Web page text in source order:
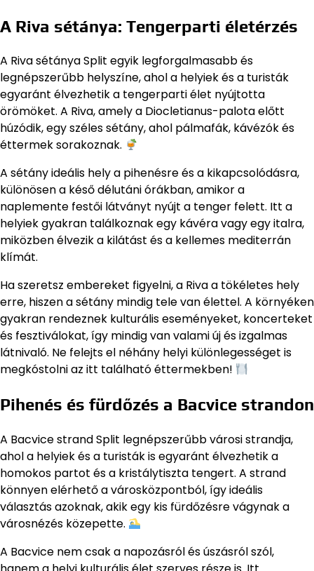
A Riva sétánya: Tengerparti életérzés
A Riva sétánya Split egyik legforgalmasabb és
legnépszerűbb helyszíne, ahol a helyiek és a turisták
egyaránt élvezhetik a tengerparti élet nyújtotta
örömöket. A Riva, amely a Diocletianus-palota előtt
húzódik, egy széles sétány, ahol pálmafák, kávézók és
éttermek sorakoznak.
A sétány ideális hely a pihenésre és a kikapcsolódásra,
különösen a késő délutáni órákban, amikor a
naplemente festői látványt nyújt a tenger felett. Itt a
helyiek gyakran találkoznak egy kávéra vagy egy italra,
miközben élvezik a kilátást és a kellemes mediterrán
klímát.
Ha szeretsz embereket figyelni, a Riva a tökéletes hely
erre, hiszen a sétány mindig tele van élettel. A környéken
gyakran rendeznek kulturális eseményeket, koncerteket
és fesztiválokat, így mindig van valami új és izgalmas
látnivaló. Ne felejts el néhány helyi különlegességet is
megkóstolni az itt található éttermekben!
Pihenés és fürdőzés a Bacvice strandon
A Bacvice strand Split legnépszerűbb városi strandja,
ahol a helyiek és a turisták is egyaránt élvezhetik a
homokos partot és a kristálytiszta tengert. A strand
könnyen elérhető a városközpontból, így ideális
választás azoknak, akik egy kis fürdőzésre vágynak a
városnézés közepette.
A Bacvice nem csak a napozásról és úszásról szól,